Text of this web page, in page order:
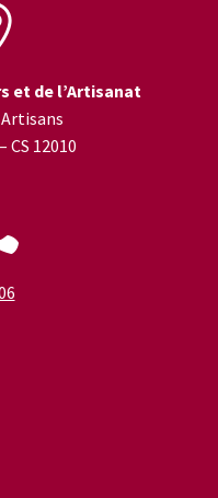
et de l’Artisanat
CS 12010